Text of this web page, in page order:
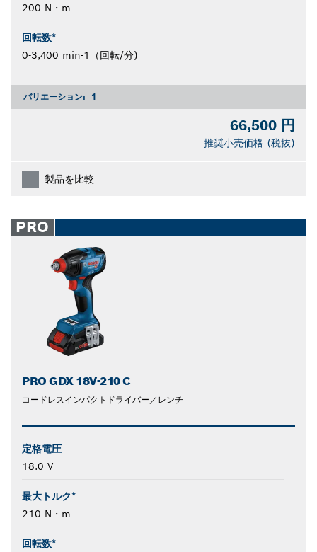
200 N・m
回転数*
0-3,400 min-1（回転/分)
バリエーション: 1
66,500 円
推奨小売価格 (税抜)
製品を比較
PRO
PRO GDX 18V-210 C
コードレスインパクトドライバー／レンチ
定格電圧
18.0 V
最大トルク*
210 N・m
回転数*